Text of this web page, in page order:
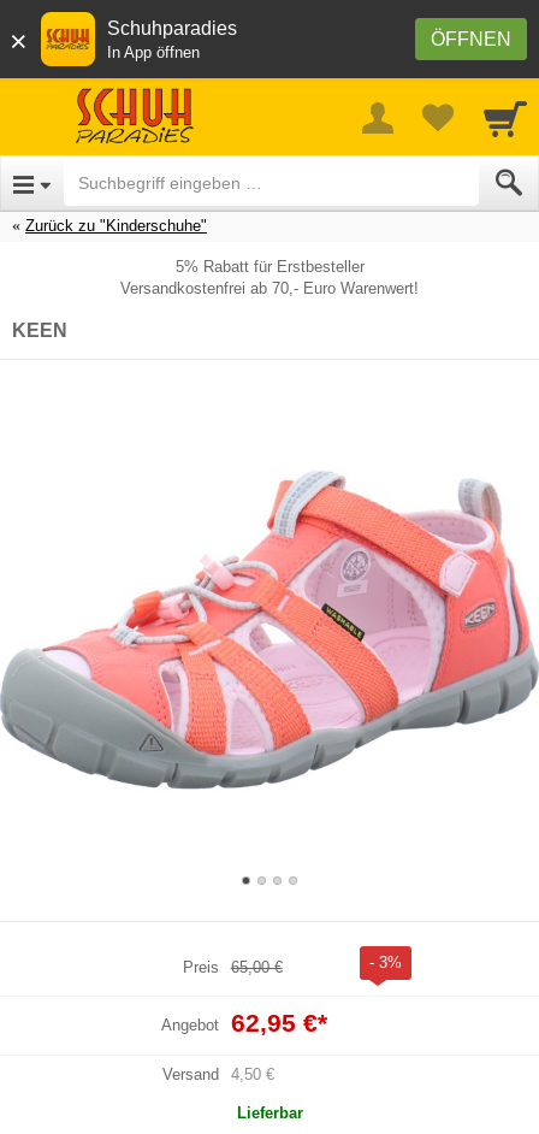
× ÖFFNEN
Schuhparadies
In App öffnen
Zurück zu "Kinderschuhe"
5% Rabatt für Erstbesteller
Versandkostenfrei ab 70,- Euro Warenwert!
KEEN
Preis 65,00 € - 3%
Angebot 62,95 €*
Versand 4,50 €
Lieferbar